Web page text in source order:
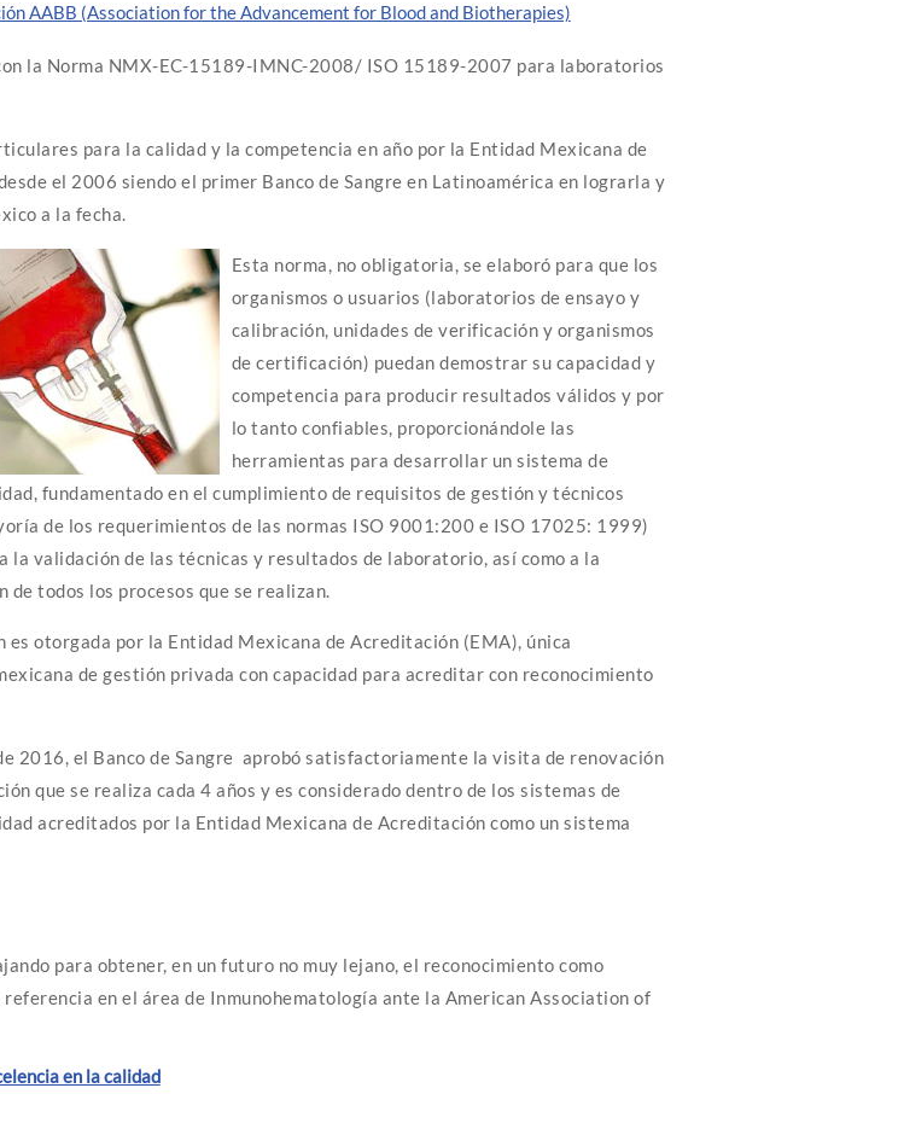
AABB (Association for the Advancement for Blood and Biotherapies)
la Norma NMX-EC-15189-IMNC-2008/ ISO 15189-2007 para laboratorios
para la calidad y la competencia en año por la Entidad Mexicana de
el 2006 siendo el primer Banco de Sangre en Latinoamérica en lograrla y
a la fecha.
Esta norma, no obligatoria, se elaboró para que los
organismos o usuarios (laboratorios de ensayo y
calibración, unidades de verificación y organismos
de certificación) puedan demostrar su capacidad y
competencia para producir resultados válidos y por
lo tanto confiables, proporcionándole las
herramientas para desarrollar un sistema de
fundamentado en el cumplimiento de requisitos de gestión y técnicos
de los requerimientos de las normas ISO 9001:200 e ISO 17025: 1999)
la validación de las técnicas y resultados de laboratorio, así como a la
de todos los procesos que se realizan.
es otorgada por la Entidad Mexicana de Acreditación (EMA), única
de gestión privada con capacidad para acreditar con reconocimiento
2016, el Banco de Sangre aprobó satisfactoriamente la visita de renovación
que se realiza cada 4 años y es considerado dentro de los sistemas de
acreditados por la Entidad Mexicana de Acreditación como un sistema
para obtener, en un futuro no muy lejano, el reconocimiento como
en el área de Inmunohematología ante la American Association of
en la calidad